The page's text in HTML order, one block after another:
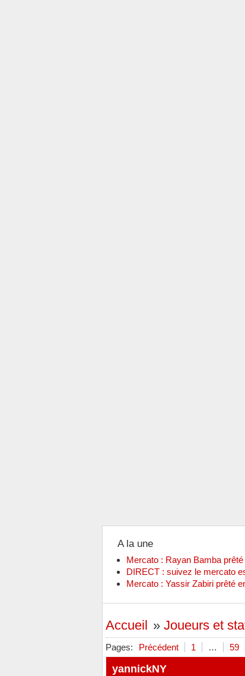
A la une
Mercato : Rayan Bamba
DIRECT : suivez le mercato
Mercato : Yassir Zabiri prêté
Accueil » Joueurs et
Pages: Précédent 1 … 59
yannickNY